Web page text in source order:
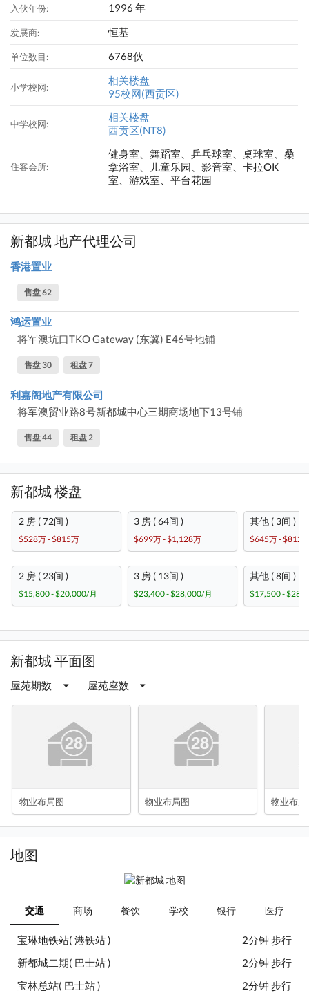
入伙年份: 1996 年
发展商: 恒基
单位数目: 6768伙
小学校网:
相关楼盘
95校网(西贡区)
中学校网:
相关楼盘
西贡区(NT8)
住客会所:
健身室、舞蹈室、乒乓球室、桌球室、桑
拿浴室、儿童乐园、影音室、卡拉OK
室、游戏室、平台花园
新都城 地产代理公司
香港置业
售盘 62
鸿运置业
将军澳坑口TKO Gateway (东翼) E46号地铺
售盘 30 租盘 7
利嘉阁地产有限公司
将军澳贸业路8号新都城中心三期商场地下13号铺
售盘 44 租盘 2
新都城 楼盘
2 房 ( 72间 )
$528万 - $815万
3 房 ( 64间 )
$699万 - $1,128万
其他 ( 3间 )
$645万 - $812
2 房 ( 23间 )
$15,800 - $20,000/月
3 房 ( 13间 )
$23,400 - $28,000/月
其他 ( 8间 )
$17,500 -
新都城 平面图
屋苑期数 屋苑座数
物业布局图 物业布局图 物业布局
地图
交通 商场 餐饮 学校 银行 医疗
宝琳地铁站( 港铁站 )
2分钟 步行
新都城二期( 巴士站 )
2分钟 步行
宝林总站( 巴士站 )
2分钟 步行